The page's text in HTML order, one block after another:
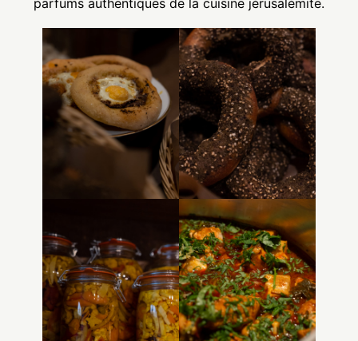
parfums authentiques de la cuisine jérusalémite.